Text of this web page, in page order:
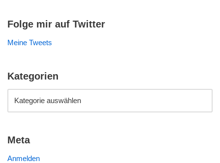
Folge mir auf Twitter
Meine Tweets
Kategorien
Meta
Anmelden